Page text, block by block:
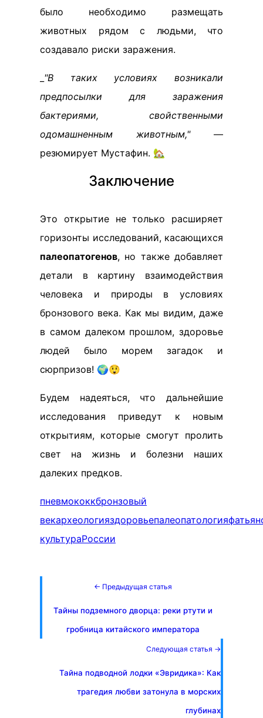
было необходимо размещать
животных рядом с людьми, что
создавало риски заражения.
"В таких условиях возникали
предпосылки для заражения
бактериями, свойственными
одомашненным животным,"—
резюмирует Мустафин. 🏡
Заключение
Это открытие не только расширяет
горизонты исследований, касающихся
палеопатогенов, но также добавляет
детали в картину взаимодействия
человека и природы в условиях
бронзового века. Как мы видим, даже
в самом далеком прошлом, здоровье
людей было морем загадок и
сюрпризов! 🌍😲
Будем надеяться, что дальнейшие
исследования приведут к новым
открытиям, которые смогут пролить
свет на жизнь и болезни наших
далеких предков.
пневмококкбронзовый
векархеологияздоровьепалеопатология
культураРоссии
← Предыдущая статья
Тайны подземного дворца: реки ртути и
гробница китайского императора
Следующая статья →
Тайна подводной лодки «Эвридика»: Как
трагедия любви затонула в морских
глубинах